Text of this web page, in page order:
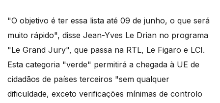
"O objetivo é ter essa lista até 09 de junho, o que será
muito rápido", disse Jean-Yves Le Drian no programa
"Le Grand Jury", que passa na RTL, Le Figaro e LCI.
Esta categoria "verde" permitirá a chegada à UE de
cidadãos de países terceiros "sem qualquer
dificuldade, exceto verificações mínimas de controlo